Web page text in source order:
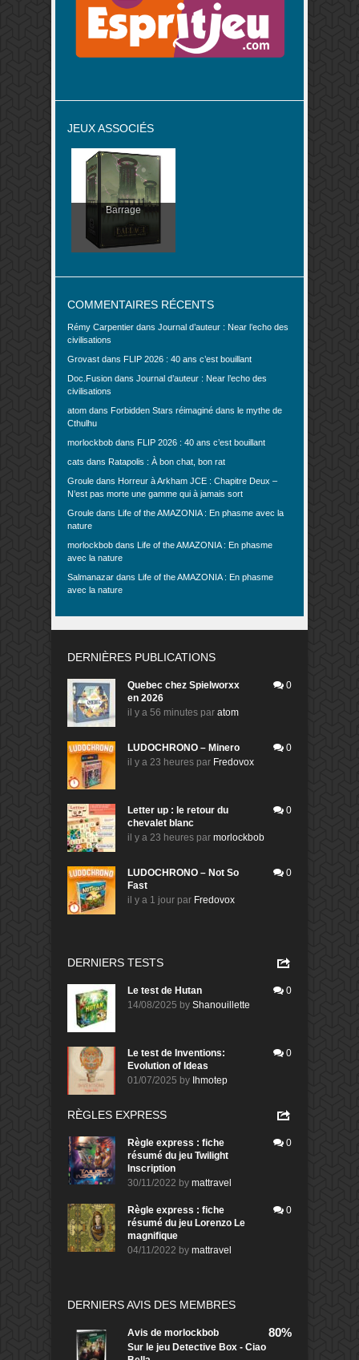
JEUX ASSOCIÉS
Barrage
COMMENTAIRES RÉCENTS
Rémy Carpentier dans Journal d’auteur : Near l’echo des
civilisations
Grovast dans FLIP 2026 : 40 ans c’est bouillant
Doc.Fusion dans Journal d’auteur : Near l’echo des
civilisations
atom dans Forbidden Stars réimaginé dans le mythe de
Cthulhu
morlockbob dans FLIP 2026 : 40 ans c’est bouillant
cats dans Ratapolis : À bon chat, bon rat
Groule dans Horreur à Arkham JCE : Chapitre Deux –
N’est pas morte une gamme qui à jamais sort
Groule dans Life of the AMAZONIA : En phasme avec la
nature
morlockbob dans Life of the AMAZONIA : En phasme
avec la nature
Salmanazar dans Life of the AMAZONIA : En phasme
avec la nature
DERNIÈRES PUBLICATIONS
Quebec chez Spielworxx
en 2026
il y a 56 minutes par atom
0
LUDOCHRONO – Minero
il y a 23 heures par Fredovox
0
Letter up : le retour du
chevalet blanc
il y a 23 heures par morlockbob
0
LUDOCHRONO – Not So
Fast
il y a 1 jour par Fredovox
0
DERNIERS TESTS
Le test de Hutan
14/08/2025 by Shanouillette
0
Le test de Inventions:
Evolution of Ideas
01/07/2025 by Ihmotep
0
RÈGLES EXPRESS
Règle express : fiche
résumé du jeu Twilight
Inscription
30/11/2022 by mattravel
0
Règle express : fiche
résumé du jeu Lorenzo Le
magnifique
04/11/2022 by mattravel
0
DERNIERS AVIS DES MEMBRES
Avis de morlockbob
Sur le jeu Detective Box - Ciao
80%